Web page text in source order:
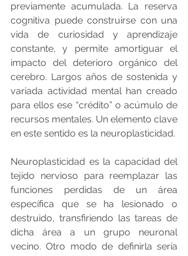
previamente acumulada. La reserva
cognitiva puede construirse con una
vida de curiosidad y aprendizaje
constante, y permite amortiguar el
impacto del deterioro orgánico del
cerebro. Largos años de sostenida y
variada actividad mental han creado
para ellos ese “crédito” o acúmulo de
recursos mentales. Un elemento clave
en este sentido es la neuroplasticidad.
Neuroplasticidad es la capacidad del
tejido nervioso para reemplazar las
funciones perdidas de un área
específica que se ha lesionado o
destruido, transfiriendo las tareas de
dicha área a un grupo neuronal
vecino. Otro modo de definirla sería